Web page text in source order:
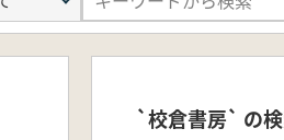
`校倉書房` の